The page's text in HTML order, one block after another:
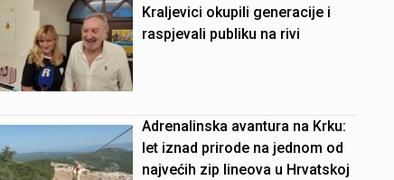
Kraljevici okupili generacije i
raspjevali publiku na rivi
Adrenalinska avantura na Krku:
let iznad prirode na jednom od
najvećih zip lineova u Hrvatskoj